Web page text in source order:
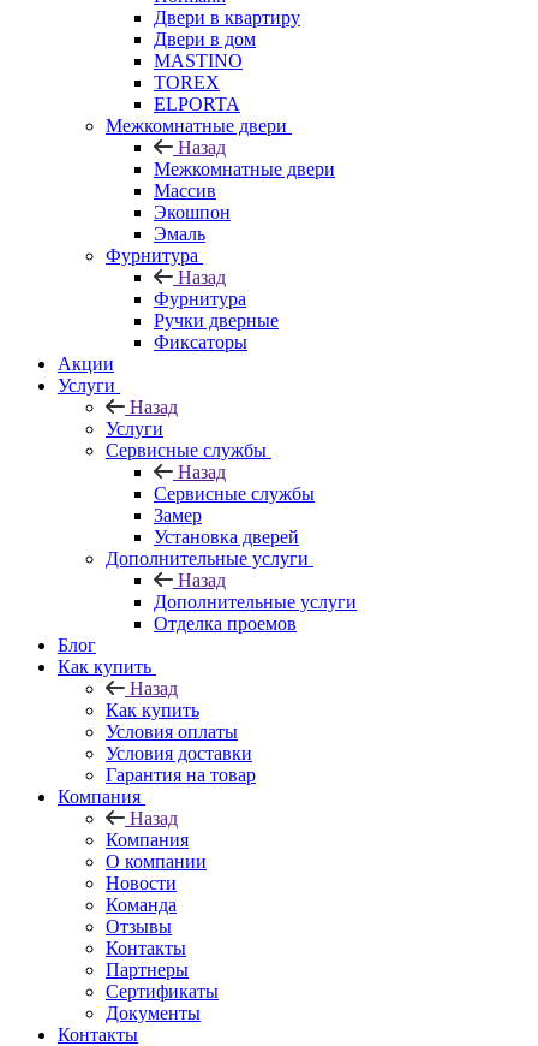
Двери в квартиру
Двери в дом
MASTINO
TOREX
ELPORTA
Межкомнатные двери
Назад
Межкомнатные двери
Массив
Экошпон
Эмаль
Фурнитура
Назад
Фурнитура
Ручки дверные
Фиксаторы
Акции
Услуги
Назад
Услуги
Сервисные службы
Назад
Сервисные службы
Замер
Установка дверей
Дополнительные услуги
Назад
Дополнительные услуги
Отделка проемов
Блог
Как купить
Назад
Как купить
Условия оплаты
Условия доставки
Гарантия на товар
Компания
Назад
Компания
О компании
Новости
Команда
Отзывы
Контакты
Партнеры
Сертификаты
Документы
Контакты